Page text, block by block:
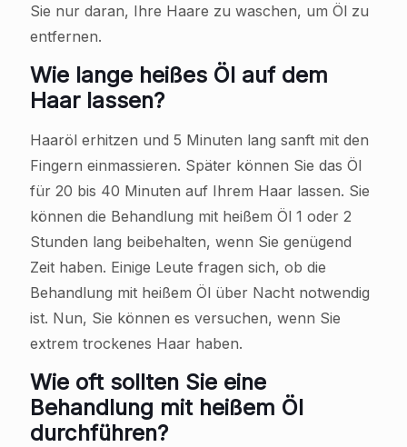
Sie nur daran, Ihre Haare zu waschen, um Öl zu
entfernen.
Wie lange heißes Öl auf dem
Haar lassen?
Haaröl erhitzen und 5 Minuten lang sanft mit den
Fingern einmassieren. Später können Sie das Öl
für 20 bis 40 Minuten auf Ihrem Haar lassen. Sie
können die Behandlung mit heißem Öl 1 oder 2
Stunden lang beibehalten, wenn Sie genügend
Zeit haben. Einige Leute fragen sich, ob die
Behandlung mit heißem Öl über Nacht notwendig
ist. Nun, Sie können es versuchen, wenn Sie
extrem trockenes Haar haben.
Wie oft sollten Sie eine
Behandlung mit heißem Öl
durchführen?